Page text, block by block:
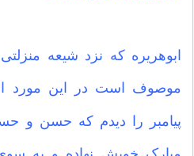
ابوهریره که نزد شیعه
موصوف است در این مورد
پیامبر را دیدم که حسن و